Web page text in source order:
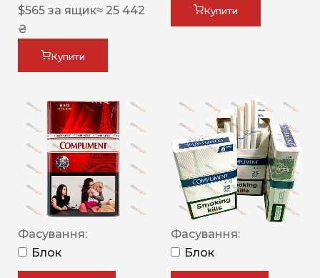
$565 за ящик≈ 25 442
₴
Купити
Купити
Фасування:
Блок
Фасування:
Блок